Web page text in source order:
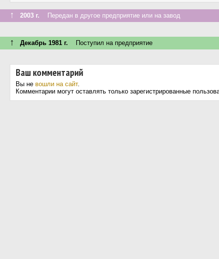
↑ 2003 г. Передан в другое предприятие или на завод
↑ Декабрь 1981 г. Поступил на предприятие
Ваш комментарий
Вы не вошли на сайт.
Комментарии могут оставлять только зарегистрированные